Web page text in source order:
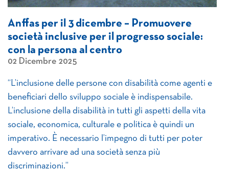
Anffas per il 3 dicembre – Promuovere
società inclusive per il progresso sociale:
con la persona al centro
02 Dicembre 2025
“L’inclusione delle persone con disabilità come agenti e
beneficiari dello sviluppo sociale è indispensabile.
L’inclusione della disabilità in tutti gli aspetti della vita
sociale, economica, culturale e politica è quindi un
imperativo. È necessario l’impegno di tutti per poter
davvero arrivare ad una società senza più
discriminazioni.”